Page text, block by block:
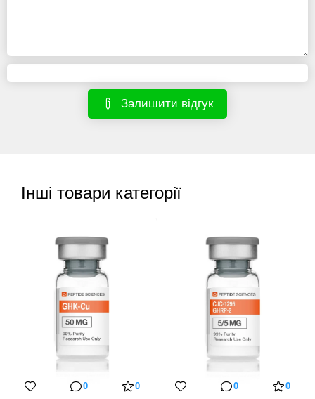
Залишити відгук
Інші товари категорії
0 0 0 0